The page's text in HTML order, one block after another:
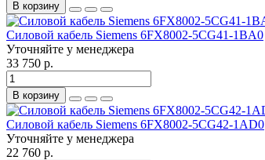
В корзину
Силовой кабель Siemens 6FX8002-5CG41-1BA0
Уточняйте у менеджера
33 750 р.
В корзину
Силовой кабель Siemens 6FX8002-5CG42-1AD0
Уточняйте у менеджера
22 760 р.